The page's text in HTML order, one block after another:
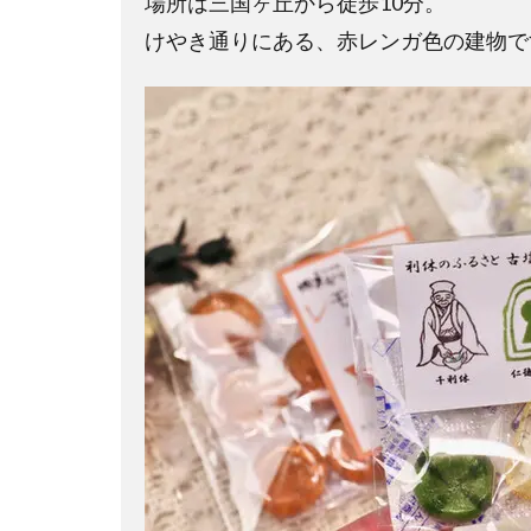
けやき通りにある、赤レンガ色の建物